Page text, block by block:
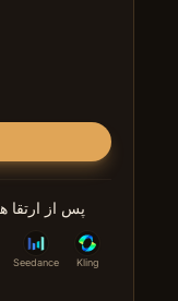
پس از
Seedance Kling